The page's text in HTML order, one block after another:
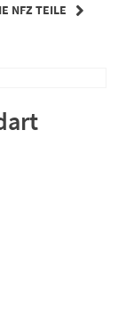
NFZ TEILE